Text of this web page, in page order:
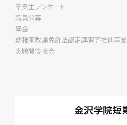
卒業生アンケート
職員公募
翠会
幼稚園教諭免許法認定講習等推進事業
炎鵬関後援会